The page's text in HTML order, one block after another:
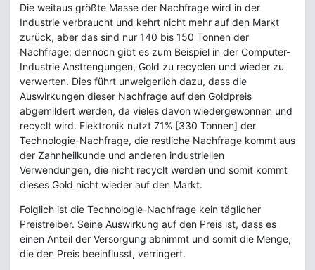
Die weitaus größte Masse der Nachfrage wird in der
Industrie verbraucht und kehrt nicht mehr auf den Markt
zurück, aber das sind nur 140 bis 150 Tonnen der
Nachfrage; dennoch gibt es zum Beispiel in der Computer-
Industrie Anstrengungen, Gold zu recyclen und wieder zu
verwerten. Dies führt unweigerlich dazu, dass die
Auswirkungen dieser Nachfrage auf den Goldpreis
abgemildert werden, da vieles davon wiedergewonnen und
recyclt wird. Elektronik nutzt 71% [330 Tonnen] der
Technologie-Nachfrage, die restliche Nachfrage kommt aus
der Zahnheilkunde und anderen industriellen
Verwendungen, die nicht recyclt werden und somit kommt
dieses Gold nicht wieder auf den Markt.
Folglich ist die Technologie-Nachfrage kein täglicher
Preistreiber. Seine Auswirkung auf den Preis ist, dass es
einen Anteil der Versorgung abnimmt und somit die Menge,
die den Preis beeinflusst, verringert.